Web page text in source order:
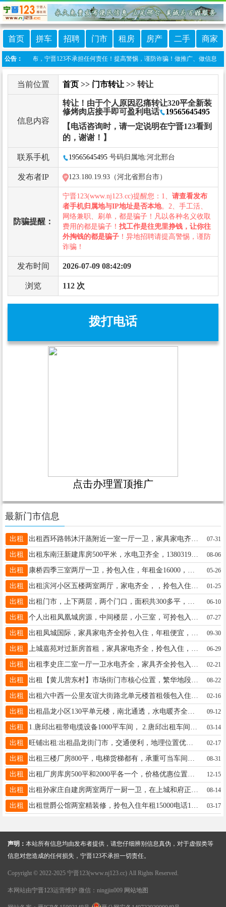
首页 拼车 招聘 门市 租房 房产 二手 商家
公告：
自行发布，宁晋123不承担任何责任！提高警惕，谨防诈骗！做推广、做信息置顶
当前位置 首页 >> 门市转让 >> 转让
信息内容
转让！由于个人原因忍痛转让320平全新装
修烤肉店接手即可盈利电话
19565645495
【电话咨询时，请一定说明在宁晋123看到
的，谢谢！】
联系手机 19565645495 号码归属地:河北邢台
发布者IP 123.180.19.93（河北省邢台市）
防骗提醒：
宁晋123(www.nj123.cc)提醒您：1、 请查看发布
者手机归属地与IP地址是否本地。2、手工活、
网络兼职、刷单，都是骗子！凡以各种名义收取
费用的都是骗子！ 找工作是往兜里挣钱，让你往
外掏钱的都是骗子 ！异地招聘请提高警惕，谨防
诈骗！
发布时间 2026-07-09 08:42:09
浏览 112 次
拨打电话
点击办理置顶推广
最新门市信息
出租 07-31
出租 出租东南汪新建库房500平米，水电卫齐全，13803190899 08-06
出租 05-26
出租 01-25
出租 06-10
出租 07-27
出租 09-30
出租 06-29
出租 02-21
出租 出租【黄儿营东村】市场街门市核心位置，繁华地段。占地面积约100平米，水电齐全，基础装修，无梁无柱无隔断，新盖平层。有意者联系18733902500（微信同号） 08-22
出租 02-16
出租 出租晶龙小区130平单元楼，南北通透，水电暖齐全，拎包入住，电话13513295285 09-12
出租 03-14
出租 旺铺出租:出租晶龙街门市，交通便利，地理位置优越！地址:西环路永和豆浆东临20米路北。☎️13473490969 02-17
出租 08-31
出租 出租厂房库房500平和2000平各一个，价格优惠位置好，有三相电行车，带大院门口宽敞，紧邻定魏线，位置童泰道口南行500米路西19288966747 12-15
出租 08-14
出租 03-17
声明： 本站所有信息均由发布者提供，请您仔细辨别信息真伪，对于虚假类等
信息对您造成的任何损失，宁晋123不承担一切责任。
Copyright © 2022-2025 宁晋123(www.nj123.cc) All Rights Reserved.
本网站由宁晋123运营维护 微信：ningjin009 网站地图